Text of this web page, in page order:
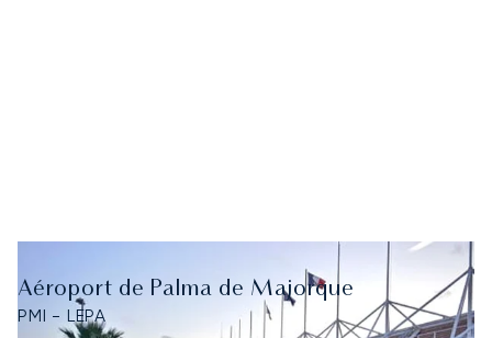
Aéroport de Palma de Majorque
PMI - LEPA